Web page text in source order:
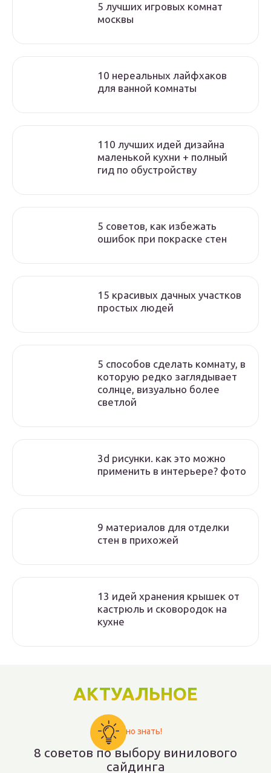
5 лучших игровых комнат
москвы
10 нереальных лайфхаков
для ванной комнаты
110 лучших идей дизайна
маленькой кухни + полный
гид по обустройству
5 советов, как избежать
ошибок при покраске стен
15 красивых дачных участков
простых людей
5 способов сделать комнату, в
которую редко заглядывает
солнце, визуально более
светлой
3d рисунки. как это можно
применить в интерьере? фото
9 материалов для отделки
стен в прихожей
13 идей хранения крышек от
кастрюль и сковородок на
кухне
АКТУАЛЬНОЕ
Важно знать!
8 советов по выбору винилового
сайдинга